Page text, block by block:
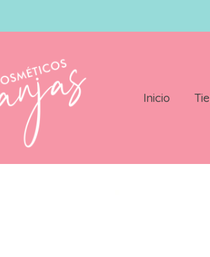
Inicio
BabyLiss Plancha Mini Rizo Fino Dual